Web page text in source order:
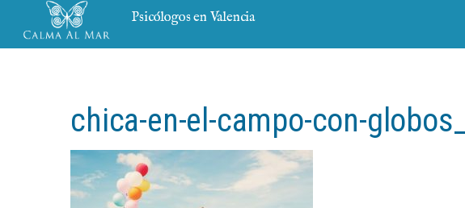
Psicólogos en Valencia
chica-en-el-campo-con-